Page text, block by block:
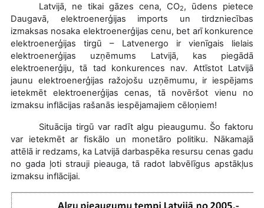
Latvijā, ne tikai gāzes cena, CO2, ūdens pietece
Daugavā, elektroenerģijas imports un tirdzniecības
izmaksas nosaka elektroenerģijas cenu, bet arī konkurence
elektroenerģijas tirgū – Latvenergo ir vienīgais lielais
elektroenerģijas uzņēmums Latvijā, kas piegādā
elektroenerģiju, tā tad konkurences nav. Attīstot Latvijā
jaunu elektroenerģijas ražojošu uzņēmumu, ir iespējams
ietekmēt elektroenerģijas cenas, tā novēršot vienu no
izmaksu inflācijas rašanās iespējamajiem cēloņiem!
Situācija tirgū var radīt algu pieaugumu. Šo faktoru
var ietekmēt ar fiskālo un monetāro politiku. Nākamajā
attēlā ir redzams, ka Latvijā darbaspēka resursu cenas gadu
no gada ļoti strauji pieauga, tā radot labvēlīgus apstākļus
izmaksu inflācijai.